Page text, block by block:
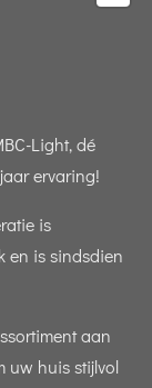
Light, dé
ervaring!
is
en is sindsdien
aan
uw huis stijlvol